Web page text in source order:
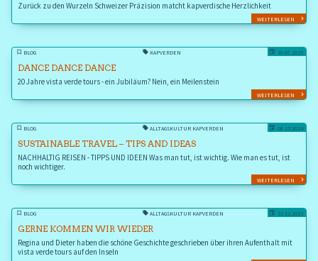
Zurück zu den Wurzeln Schweizer Präzision matcht kapverdische Herzlichkeit
WEITERLESEN
BLOG KAPVERDEN 18.07.2025
DANCE DANCE DANCE
20 Jahre vista verde tours - ein Jubiläum? Nein, ein Meilenstein
WEITERLESEN
BLOG ALLTAGSKULTUR KAPVERDEN 08.12.2024
SUSTAINABLE TRAVEL – TIPS AND IDEAS
NACHHALTIG REISEN - TIPPS UND IDEEN Was man tut, ist wichtig. Wie man es tut, ist
noch wichtiger.
WEITERLESEN
BLOG ALLTAGSKULTUR KAPVERDEN 31.12.2023
GERNE KOMMEN WIR WIEDER
Regina und Dieter haben die schöne Geschichte geschrieben über ihren Aufenthalt mit
vista verde tours auf den Inseln